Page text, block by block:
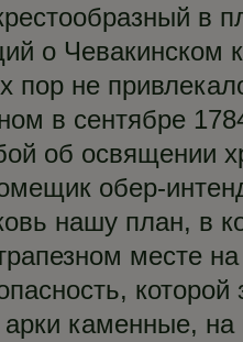
о Чевакинском
пор не
в сентябре
об освящении
обер-
нашу план, в
месте
каменные,